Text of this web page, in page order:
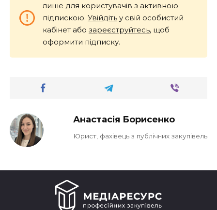
лише для користувачів з активною
підпискою. Увійдіть у свій особистий
кабінет або зареєструйтесь, щоб
оформити підписку.
Анастасія Борисенко
Юрист, фахівець з публічних закупівель